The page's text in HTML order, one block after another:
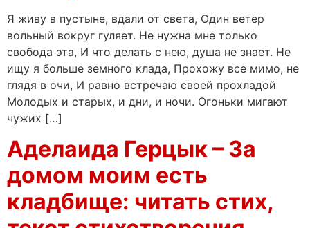
Я живу в пустыне, вдали от света, Один ветер
вольный вокруг гуляет. Не нужна мне только
свобода эта, И что делать с нею, душа не знает. Не
ищу я больше земного клада, Прохожу все мимо, не
глядя в очи, И равно встречаю своей прохладой
Молодых и старых, и дни, и ночи. Огоньки мигают
чужих […]
Аделаида Герцык – За
домом моим есть
кладбище: читать стих,